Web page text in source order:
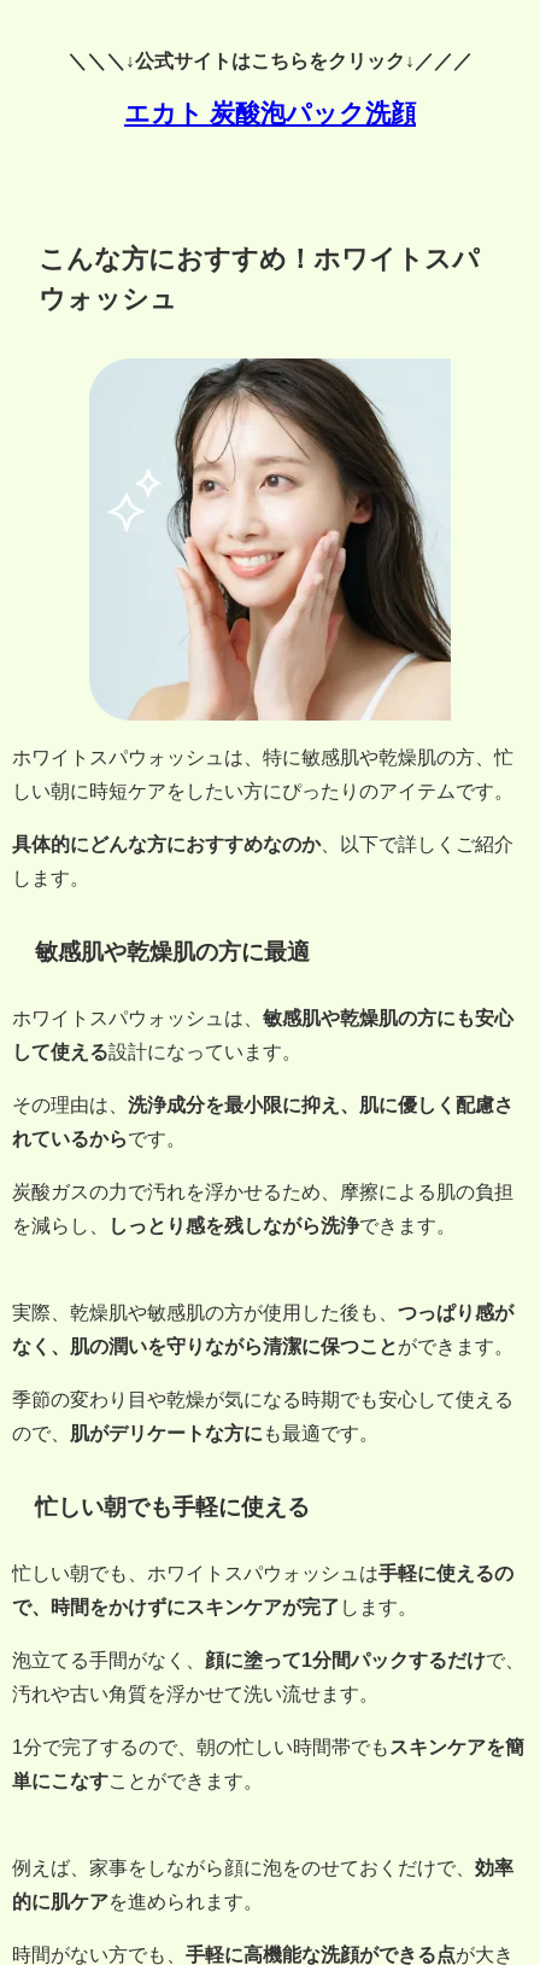
＼＼＼↓公式サイトはこちらをクリック↓／／／
エカト 炭酸泡パック洗顔
こんな方におすすめ！ホワイトスパ
ウォッシュ
ホワイトスパウォッシュは、特に敏感肌や乾燥肌の方、忙
しい朝に時短ケアをしたい方にぴったりのアイテムです。
具体的にどんな方におすすめなのか、以下で詳しくご紹介
します。
敏感肌や乾燥肌の方に最適
ホワイトスパウォッシュは、 敏感肌や乾燥肌の方にも安心
して使える設計になっています。
その理由は、 洗浄成分を最小限に抑え、肌に優しく配慮さ
れているからです。
炭酸ガスの力で汚れを浮かせるため、摩擦による肌の負担
を減らし、
しっとり感を残しながら洗浄できます。
実際、乾燥肌や敏感肌の方が使用した後も、 つっぱり感が
なく、肌の潤いを守りながら清潔に保つことができます。
季節の変わり目や乾燥が気になる時期でも安心して使える
ので、
肌がデリケートな方に も最適です。
忙しい朝でも手軽に使える
忙しい朝でも、ホワイトスパウォッシュは手軽に使えるの
で、時間をかけずにスキンケアが完了 します。
泡立てる手間がなく、 顔に塗って1分間パックするだけで、
汚れや古い角質を浮かせて洗い流せます。
1分で完了するので、朝の忙しい時間帯でも スキンケアを簡
単にこなす ことができます。
例えば、家事をしながら顔に泡をのせておくだけで、 効率
的に肌ケアを進められます。
時間がない方でも、 手軽に高機能な洗顔ができる点が大き